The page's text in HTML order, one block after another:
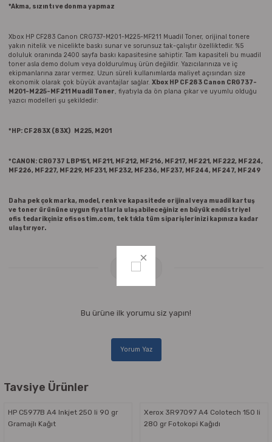
Pastel Boyalar
Sulu Boyalar
*Akma, sızıntı ve donma yapmaz
Xbox HP CF283 Canon CRG737-M201-M225-MF211 Muadil Toner, orijinal tonere
yakın nitelik ve nicelikte baskı sunar ve sorunsuz tak-çalıştır özelliktedir. %5
doluluk oranında 2400 sayfa baskı kapasitesine sahiptir. Tam kapasiteli bu muadil
toner asla demo dolum veya doldurulmuş ürün değildir. Yazıcılarınıza ve iç
ekipmanlarına zarar vermez. Uzun süreli kullanımlarda maliyet açısından size
ekonomik olarak çok büyük avantajlar sağlar. Xbox HP CF283 Canon CRG737-
M201-M225-MF211 Muadil Toner , fiyatıyla da ön plana çıkar ve uyumlu olduğu
yazıcı modelleri şu şekildedir:
*HP: CF283X (83X) M225, M201
*CANON: CRG737 LBP151, MF211, MF212, MF216, MF217, MF221, MF222, MF224,
MF226, MF227, MF229, MF231, MF232, MF236, MF237, MF244, MF247, MF249
Daha pek çok marka, model, renk ve kapasitede orijinal veya muadil kartuş
ve toner ürününe uygun fiyatlarla ulaşabileceğiniz en büyük endüstriyel
ofis tedarikçiniz ofisostim.com, tek tıkla tüm siparişlerinizi kapınıza kadar
ulaştırıyor.
Bu ürüne ilk yorumu siz yapın!
Yorum Yaz
Tavsiye Ürünler
HP C5977B A4 Inkjet 250 li 90 gr
Gramajlı Kağıt
Xerox 3R97097 A4 Colotech 150 li
280 gr Fotokopi Kağıdı